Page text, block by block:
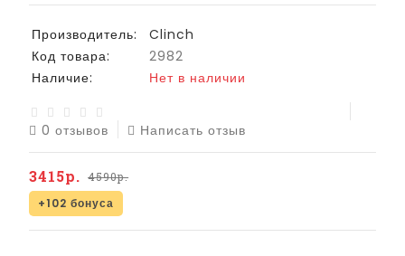
Производитель:
Clinch
Код товара:
2982
Наличие:
Нет в наличии
0 отзывов Написать отзыв
3415р. 4590р.
+102 бонуса